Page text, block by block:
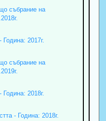
събрание на
2017г.
събрание на
2018г.
- Година: 2018г.